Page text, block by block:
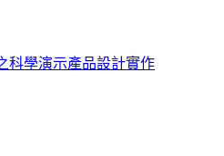
科學演示產品設計實作